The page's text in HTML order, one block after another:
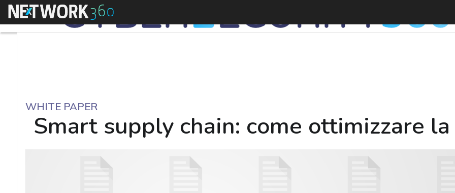
Menu
WHITE PAPER
Smart supply chain: come ottimizzare